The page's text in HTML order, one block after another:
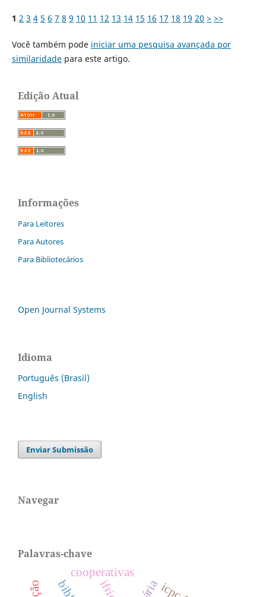
1 2 3 4 5 6 7 8 9 10 11 12 13 14 15 16 17 18 19 20 > >>
Você também pode iniciar uma pesquisa avançada por
similaridadepara este artigo.
Edição Atual
Informações
Para Leitores
Para Autores
Para Bibliotecários
Open Journal Systems
Idioma
Português (Brasil)
English
Enviar Submissão
Navegar
Palavras-chave
cooperativas